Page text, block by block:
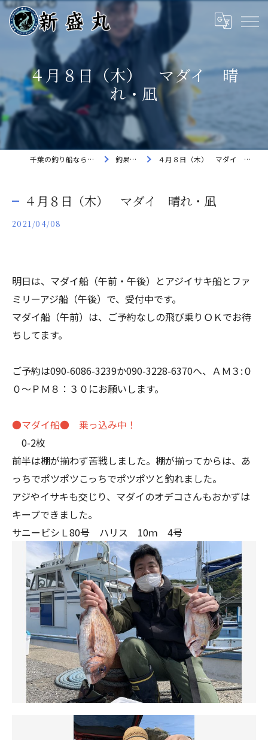
４月８日（木） マダイ 晴
れ・凪
千葉の釣り船なら新盛丸 釣果速報 ４月８日（木） マダイ 晴れ・凪
４月８日（木） マダイ 晴れ・凪
2021/04/08
明日は、マダイ船（午前・午後）とアジイサキ船とファ
ミリーアジ船（午後）で、受付中です。
マダイ船（午前）は、ご予約なしの飛び乗りＯＫでお待
ちしてます。
ご予約は090-6086-3239か090-3228-6370へ、ＡＭ３:０
０～ＰＭ８：３０にお願いします。
●マダイ船● 乗っ込み中！
0-2枚
前半は棚が揃わず苦戦しました。棚が揃ってからは、あ
っちでポツポツこっちでポツポツと釣れました。
アジやイサキも交じり、マダイのオデコさんもおかずは
キープできました。
サニービシＬ80号 ハリス 10ｍ 4号